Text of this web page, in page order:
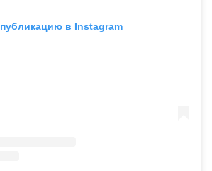
в Instagram